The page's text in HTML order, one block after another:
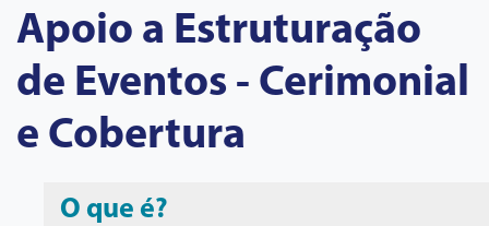
Apoio a Estruturação
de Eventos - Cerimonial
e Cobertura
O que é?